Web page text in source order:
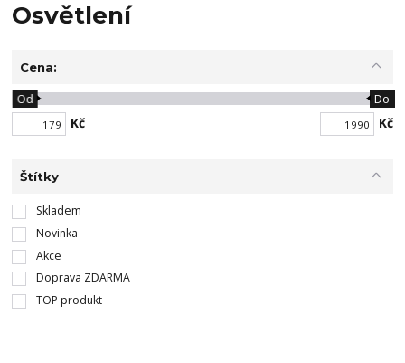
Osvětlení
Cena:
Kč
Od Do
Kč
Štítky
Skladem
Novinka
Akce
Doprava ZDARMA
TOP produkt